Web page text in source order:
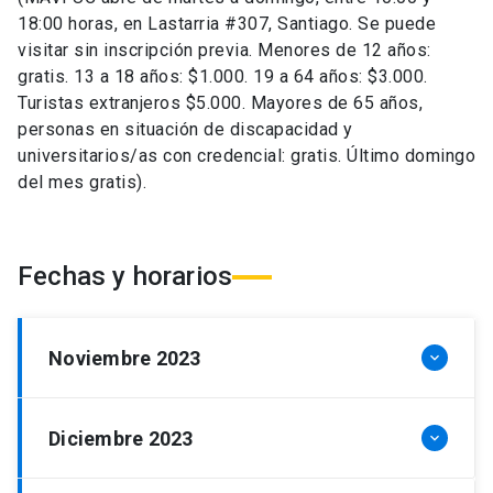
18:00 horas, en Lastarria #307, Santiago. Se puede
visitar sin inscripción previa. Menores de 12 años:
gratis. 13 a 18 años: $1.000. 19 a 64 años: $3.000.
Turistas extranjeros $5.000. Mayores de 65 años,
personas en situación de discapacidad y
universitarios/as con credencial: gratis. Último domingo
del mes gratis).
Fechas y horarios
Noviembre 2023 keyboard_arrow_down
Jueves 30 de 11:00 a 19:00 hrs.
Diciembre 2023 keyboard_arrow_down